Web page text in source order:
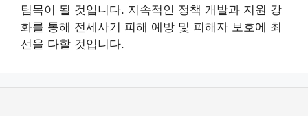
팀목이 될 것입니다. 지속적인 정책 개발과 지원 강
화를 통해 전세사기 피해 예방 및 피해자 보호에 최
선을 다할 것입니다.